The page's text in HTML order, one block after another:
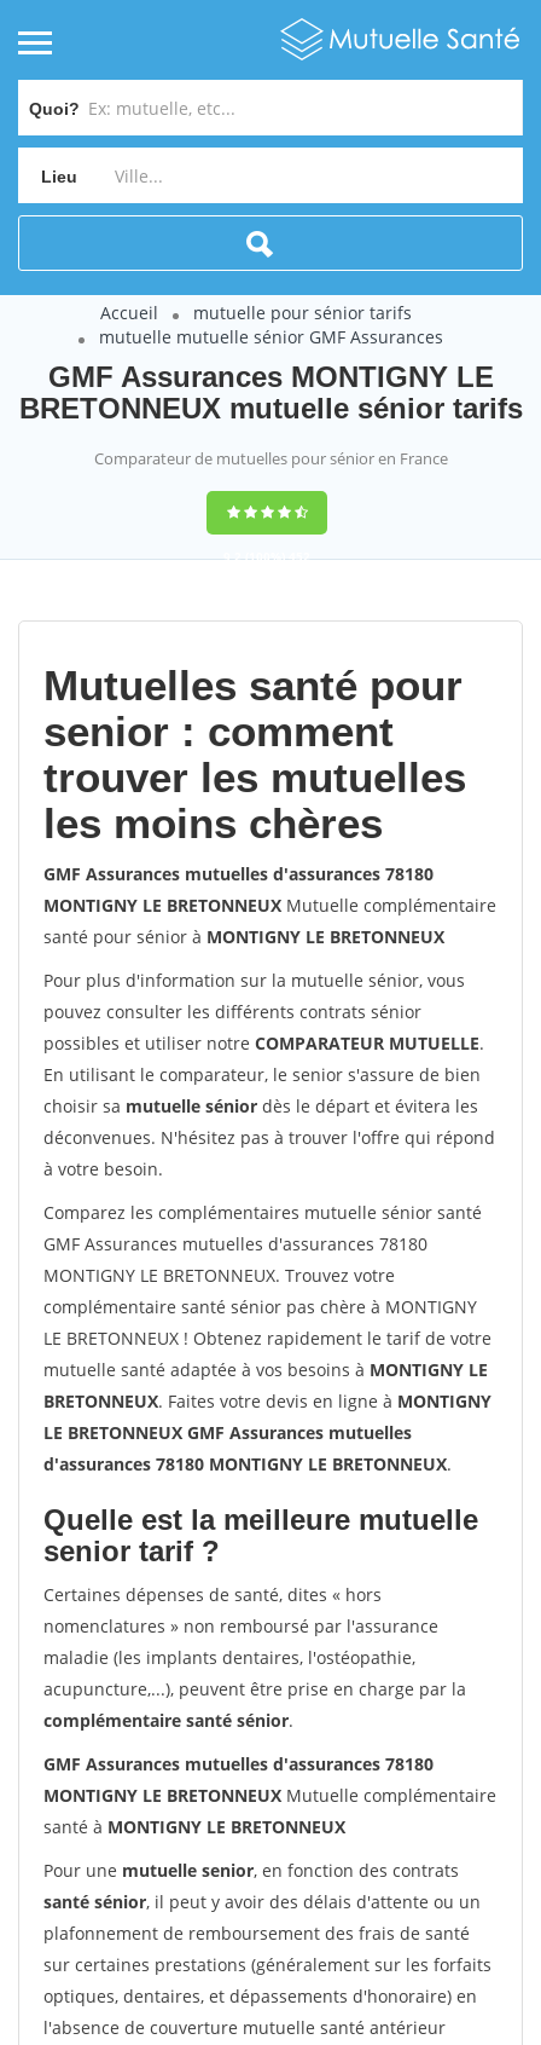
Quoi?
Lieu
Accueil
mutuelle pour sénior tarifs
mutuelle mutuelle sénior GMF Assurances
GMF Assurances MONTIGNY LE
BRETONNEUX mutuelle sénior tarifs
Comparateur de mutuelles pour sénior en France
9,2(100%)452
Mutuelles santé pour
senior : comment
trouver les mutuelles
les moins chères
GMF Assurances mutuelles d'assurances 78180
MONTIGNY LE BRETONNEUX Mutuelle complémentaire
santé pour sénior à MONTIGNY LE BRETONNEUX
Pour plus d'information sur la mutuelle sénior, vous
pouvez consulter les différents contrats sénior
possibles et utiliser notre COMPARATEUR MUTUELLE.
En utilisant le comparateur, le senior s'assure de bien
choisir sa mutuelle sénior dès le départ et évitera les
déconvenues. N'hésitez pas à trouver l'offre qui répond
à votre besoin.
Comparez les complémentaires mutuelle sénior santé
GMF Assurances mutuelles d'assurances 78180
MONTIGNY LE BRETONNEUX. Trouvez votre
complémentaire santé sénior pas chère à MONTIGNY
LE BRETONNEUX ! Obtenez rapidement le tarif de votre
mutuelle santé adaptée à vos besoins à MONTIGNY LE
BRETONNEUX. Faites votre devis en ligne à MONTIGNY
LE BRETONNEUX GMF Assurances mutuelles
d'assurances 78180 MONTIGNY LE BRETONNEUX.
Quelle est la meilleure mutuelle
senior tarif ?
Certaines dépenses de santé, dites « hors
nomenclatures » non remboursé par l'assurance
maladie (les implants dentaires, l'ostéopathie,
acupuncture,...), peuvent être prise en charge par la
complémentaire santé sénior.
GMF Assurances mutuelles d'assurances 78180
MONTIGNY LE BRETONNEUX Mutuelle complémentaire
santé à MONTIGNY LE BRETONNEUX
Pour une mutuelle senior, en fonction des contrats
santé sénior, il peut y avoir des délais d'attente ou un
plafonnement de remboursement des frais de santé
sur certaines prestations (généralement sur les forfaits
optiques, dentaires, et dépassements d'honoraire) en
l'absence de couverture mutuelle santé antérieur